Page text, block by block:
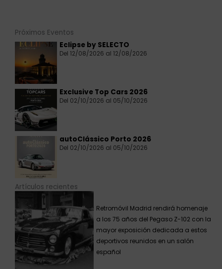
Próximos Eventos
Eclipse by SELECTO
Del 12/08/2026 al 12/08/2026
Exclusive Top Cars 2026
Del 02/10/2026 al 05/10/2026
autoClássico Porto 2026
Del 02/10/2026 al 05/10/2026
Artículos recientes
Retromóvil Madrid rendirá homenaje
a los 75 años del Pegaso Z-102 con la
mayor exposición dedicada a estos
deportivos reunidos en un salón
español